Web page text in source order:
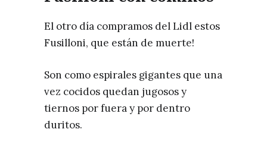
¿TE GUSTARÍA UNIRTE A NUESTRA AVENTURA GASTRON
ÓMICA?
RECOMENDACIONES
El otro día compramos del Lidl estos
Fusilloni, que están de muerte!
Son como espirales gigantes que una
vez cocidos quedan jugosos y
tiernos por fuera y por dentro
duritos.